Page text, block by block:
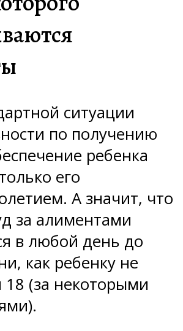
ситуации
по получению
ребенка
его
А значит, что
за алиментами
в любой день до
как ребенку не
18 (за некоторыми